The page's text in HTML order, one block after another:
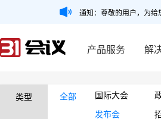
通知：尊敬的用户，为
产品服务 解
类型 全部 国际大会
发布会